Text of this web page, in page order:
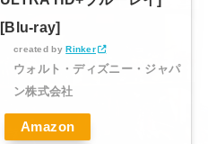
[Blu-ray]
created by Rinker
ウォルト・ディズニー・ジャパ
ン株式会社
Amazon